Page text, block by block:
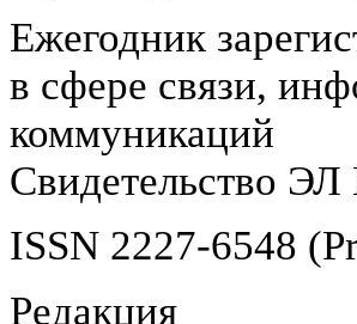
Ежегодник
в сфере связи,
коммуникаций
Свидетельство
ISSN 2227-6548
Редакция